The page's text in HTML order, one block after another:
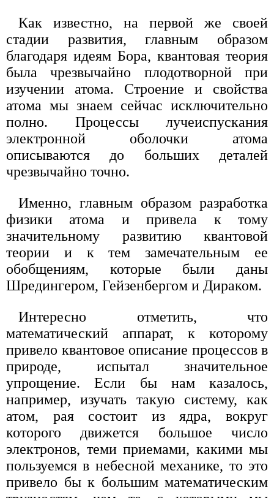
Как известно, на первой же своей
стадии развития, главным образом
благодаря идеям Бора, квантовая теория
была чрезвычайно плодотворной при
изучении атома. Строение и свойства
атома мы знаем сейчас исключительно
полно. Процессы лучеиспускания
электронной оболочки атома
описываются до больших деталей
чрезвычайно точно.
Именно, главным образом разработка
физики атома и привела к тому
значительному развитию квантовой
теории и к тем замечательным ее
обобщениям, которые были даны
Шредингером, Гейзенбергом и Дираком.
Интересно отметить, что
математический аппарат, к которому
привело квантовое описание процессов в
природе, испытал значительное
упрощение. Если бы нам казалось,
например, изучать такую систему, как
атом, рая состоит из ядра, вокруг
которого движется большое число
электронов, теми приемами, какими мы
пользуемся в небесной механике, то это
привело бы к большим математическим